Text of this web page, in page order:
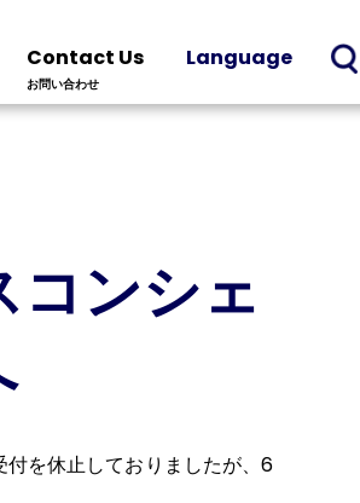
Contact Us
お問い合わせ
Language
コンシェ
を休止しておりましたが、6